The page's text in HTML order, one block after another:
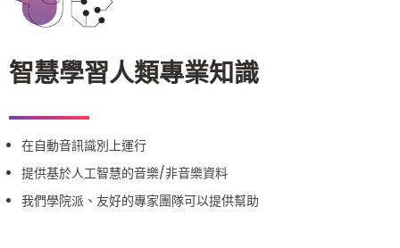
智慧學習人類專業知識
在自動音訊識別上運行
提供基於人工智慧的音樂/非音樂資料
我們學院派、友好的專家團隊可以提供幫助